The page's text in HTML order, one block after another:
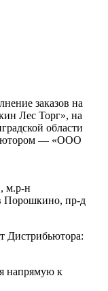
заказов на
Лес Торг», на
области
— «ООО
м.р-н
Порошкино, пр-д
Дистрибьютора:
напрямую к